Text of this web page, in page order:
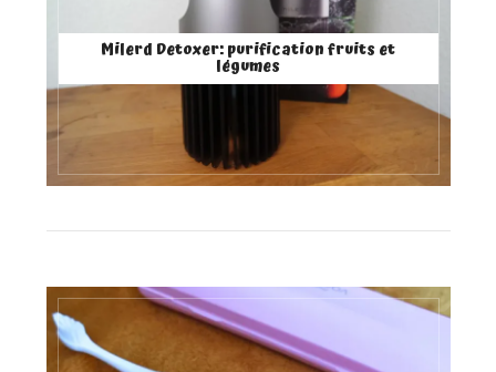
Milerd Detoxer: purification fruits et
légumes